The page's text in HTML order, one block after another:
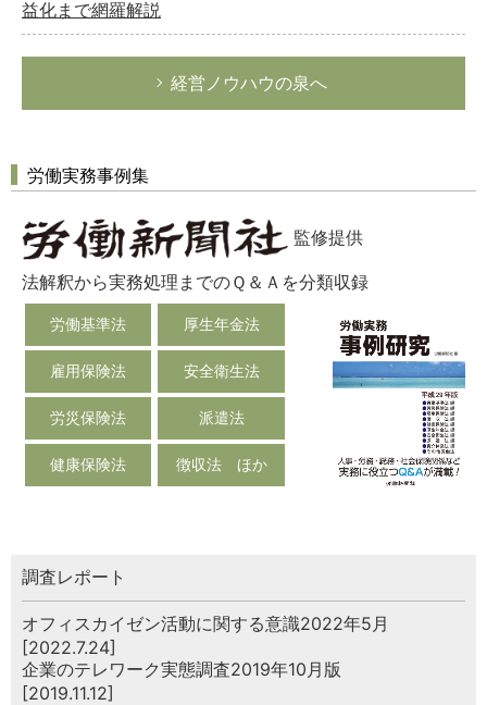
益化まで網羅解説
経営ノウハウの泉へ
労働実務事例集
監修提供
法解釈から実務処理までのＱ＆Ａを分類収録
労働基準法 厚生年金法
雇用保険法 安全衛生法
労災保険法 派遣法
健康保険法 徴収法 ほか
調査レポート
オフィスカイゼン活動に関する意識2022年5月
[2022.7.24]
企業のテレワーク実態調査2019年10月版
[2019.11.12]